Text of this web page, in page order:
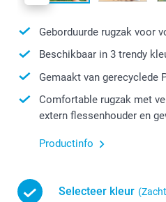
Geborduurde rugzak voor
Beschikbaar in 3 trendy
Gemaakt van gerecyclede
Comfortable rugzak met
extern flessenhouder en
Productinfo
Selecteer kleur